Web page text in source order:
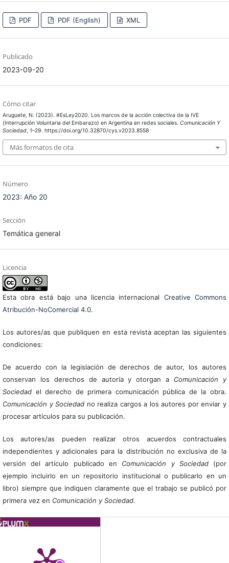
PDF PDF (English) XML
Publicado
2023-09-20
Cómo citar
Aruguete, N. (2023). #EsLey2020. Los marcos de la acción colectiva de la IVE
(Interrupción Voluntaria del Embarazo) en Argentina en redes sociales. Comunicación Y
Sociedad, 1–29. https://doi.org/10.32870/cys.v2023.8558
Más formatos de cita
Número
2023: Año 20
Sección
Temática general
Licencia
Esta obra está bajo una licencia internacional Creative Commons
Atribución-NoComercial 4.0.
Los autores/as que publiquen en esta revista aceptan las siguientes
condiciones:
De acuerdo con la legislación de derechos de autor, los autores
conservan los derechos de autoría y otorgan a Comunicación y
Sociedadel derecho de primera comunicación pública de la obra.
Comunicación y Sociedad no realiza cargos a los autores por enviar y
procesar artículos para su publicación.
Los autores/as pueden realizar otros acuerdos contractuales
independientes y adicionales para la distribución no exclusiva de la
versión del artículo publicado en Comunicación y Sociedad(por
ejemplo incluirlo en un repositorio institucional o publicarlo en un
libro) siempre que indiquen claramente que el trabajo se publicó por
primera vez en Comunicación y Sociedad.